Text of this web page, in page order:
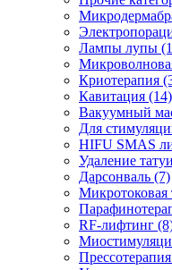
Лампы лупы
Криотерапия
Кавитация (14)
Вакуумный
Для
HIFU SMAS
Удаление
Дарсонваль (7)
Микротоковая
RF-лифтинг